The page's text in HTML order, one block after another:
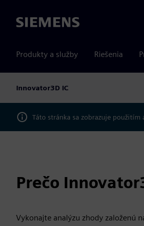
Siemens
Produkty a služby Riešenia
Innovator3D IC
Táto stránka sa zobrazuje
Prečo
Vykonajte analýzu zhody založenú